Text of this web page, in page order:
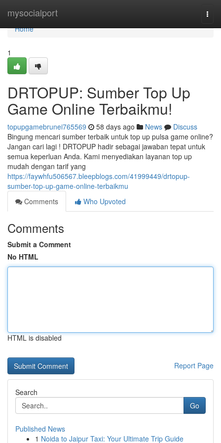
mysocialport
Home
Home
1
DRTOPUP: Sumber Top Up
Game Online Terbaikmu!
topupgamebrunei765569 58 days ago News
Discuss
Bingung mencari sumber terbaik untuk top up pulsa game online?
Jangan cari lagi ! DRTOPUP hadir sebagai jawaban tepat untuk
semua keperluan Anda. Kami menyediakan layanan top up
mudah dengan tarif yang
https://faywhfu506567.bleepblogs.com/41999449/drtopup-
sumber-top-up-game-online-terbaikmu
Comments
Who Upvoted
Comments
Submit a Comment
No HTML
HTML is disabled
Report Page
Search
Go
Published News
1 Noida to Jaipur Taxi: Your Ultimate Trip Guide